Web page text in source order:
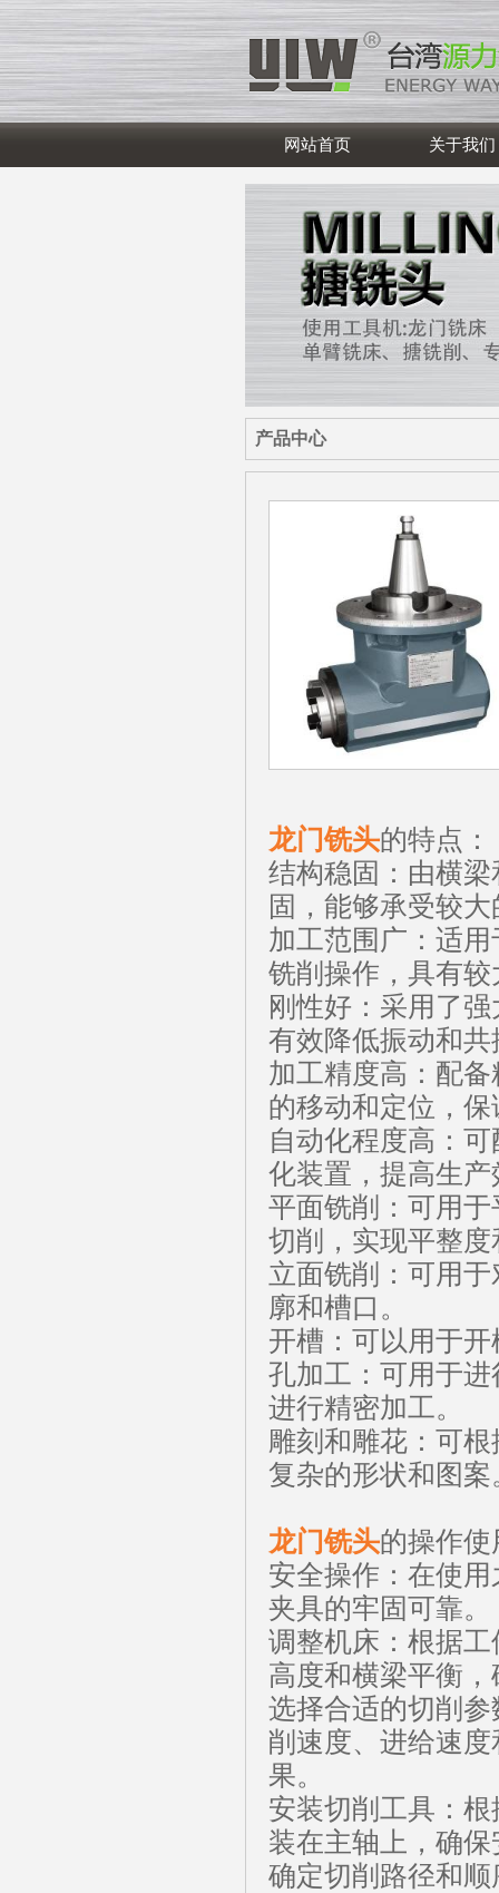
网站首页 关于我们
产品中心
龙门铣头的特点
结构稳固：由横梁
固，能够承受较
加工范围广：适
铣削操作，具有
刚性好：采用了
有效降低振动和
加工精度高：配
的移动和定位，
自动化程度高：
化装置，提高生
平面铣削：可用
切削，实现平整
立面铣削：可用
廓和槽口。
开槽：可以用于
孔加工：可用于
进行精密加工。
雕刻和雕花：可
复杂的形状和图
龙门铣头的操作
安全操作：在使
夹具的牢固可靠
调整机床：根据
高度和横梁平衡
选择合适的切削
削速度、进给速
果。
安装切削工具：
装在主轴上，确
确定切削路径和